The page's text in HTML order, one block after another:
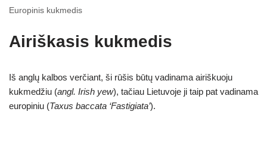
Europinis kukmedis
Airiškasis kukmedis
Iš anglų kalbos verčiant, ši rūšis būtų vadinama airiškuoju
kukmedžiu (angl. Irish yew), tačiau Lietuvoje ji taip pat vadinama
europiniu (Taxus baccata ‘Fastigiata’).